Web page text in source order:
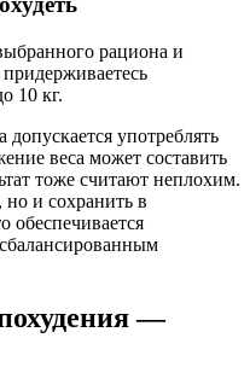
рациона и
10 кг.
употреблять
веса может составить
тоже считают неплохим.
но и сохранить в
обеспечивается
—